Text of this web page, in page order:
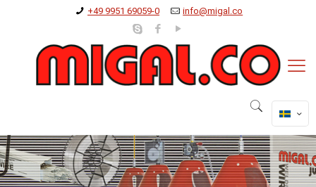
+49 9951 69059-0 info@migal.co